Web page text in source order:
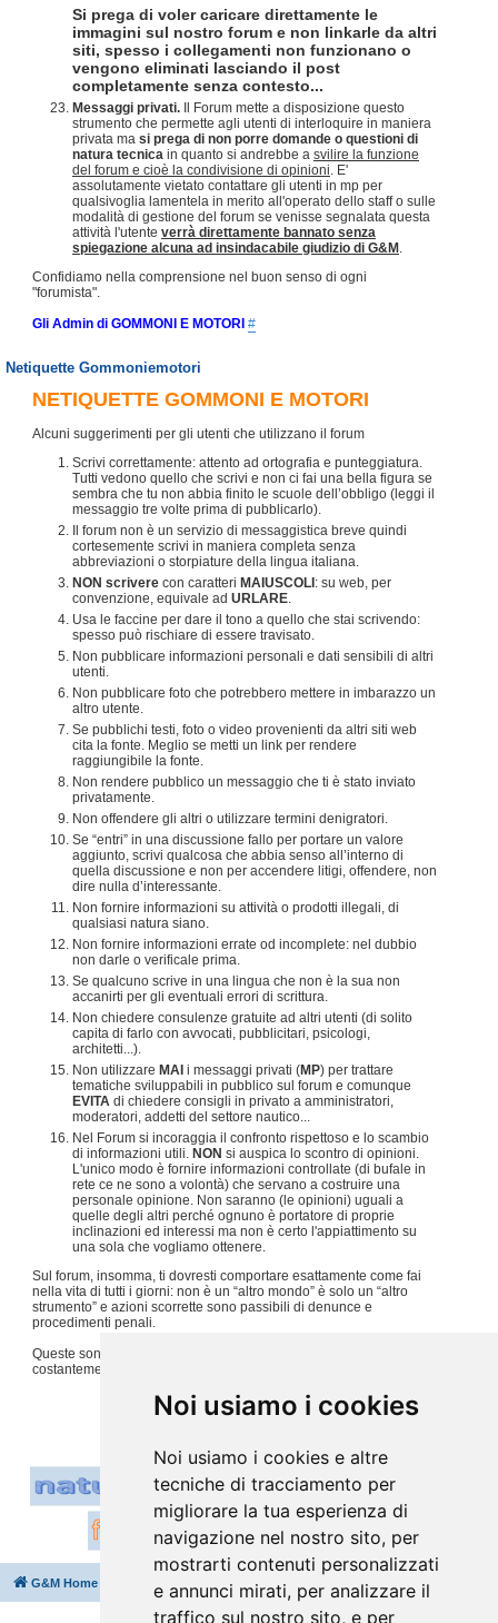
Noi usiamo i cookies
Noi usiamo i cookies e altre
tecniche di tracciamento per
migliorare la tua esperienza di
navigazione nel nostro sito, per
mostrarti contenuti personalizzati
e annunci mirati, per analizzare il
traffico sul nostro sito, e per
Si prega di voler caricare direttamente le
immagini sul nostro forum e non linkarle da altri
siti, spesso i collegamenti non funzionano o
vengono eliminati lasciando il post
completamente senza contesto...
Messaggi privati. Il Forum mette a disposizione questo
strumento che permette agli utenti di interloquire in maniera
privata ma si prega di non porre domande o questioni di
natura tecnica in quanto si andrebbe a svilire la funzione
del forum e cioè la condivisione di opinioni . E'
assolutamente vietato contattare gli utenti in mp per
qualsivoglia lamentela in merito all'operato dello staff o sulle
modalità di gestione del forum se venisse segnalata questa
attività l'utente verrà direttamente bannato senza
spiegazione alcuna ad insindacabile giudizio di G&M
Confidiamo nella comprensione nel buon senso di ogni
"forumista".
Gli Admin di GOMMONI E MOTORI #
Netiquette Gommoniemotori
NETIQUETTE GOMMONI E MOTORI
Alcuni suggerimenti per gli utenti che utilizzano il forum
Scrivi correttamente: attento ad ortografia e punteggiatura.
Tutti vedono quello che scrivi e non ci fai una bella figura se
sembra che tu non abbia finito le scuole dell’obbligo (leggi il
messaggio tre volte prima di pubblicarlo).
Il forum non è un servizio di messaggistica breve quindi
cortesemente scrivi in maniera completa senza
abbreviazioni o storpiature della lingua italiana.
NON scrivere con caratteri MAIUSCOLI : su web, per
convenzione, equivale ad URLARE.
Usa le faccine per dare il tono a quello che stai scrivendo:
spesso può rischiare di essere travisato.
Non pubblicare informazioni personali e dati sensibili di altri
utenti.
Non pubblicare foto che potrebbero mettere in imbarazzo un
altro utente.
Se pubblichi testi, foto o video provenienti da altri siti web
cita la fonte. Meglio se metti un link per rendere
raggiungibile la fonte.
Non rendere pubblico un messaggio che ti è stato inviato
privatamente.
Non offendere gli altri o utilizzare termini denigratori.
Se “entri” in una discussione fallo per portare un valore
aggiunto, scrivi qualcosa che abbia senso all’interno di
quella discussione e non per accendere litigi, offendere, non
dire nulla d’interessante.
Non fornire informazioni su attività o prodotti illegali, di
qualsiasi natura siano.
Non fornire informazioni errate od incomplete: nel dubbio
non darle o verificale prima.
Se qualcuno scrive in una lingua che non è la sua non
accanirti per gli eventuali errori di scrittura.
Non chiedere consulenze gratuite ad altri utenti (di solito
capita di farlo con avvocati, pubblicitari, psicologi,
architetti...).
Non utilizzare MAI i messaggi privati (MP) per trattare
tematiche sviluppabili in pubblico sul forum e comunque
EVITA di chiedere consigli in privato a amministratori,
moderatori, addetti del settore nautico...
Nel Forum si incoraggia il confronto rispettoso e lo scambio
di informazioni utili. NON si auspica lo scontro di opinioni.
L'unico modo è fornire informazioni controllate (di bufale in
rete ce ne sono a volontà) che servano a costruire una
personale opinione. Non saranno (le opinioni) uguali a
quelle degli altri perché ognuno è portatore di proprie
inclinazioni ed interessi ma non è certo l'appiattimento su
una sola che vogliamo ottenere.
Sul forum, insomma, ti dovresti comportare esattamente come fai
nella vita di tutti i giorni: non è un “altro mondo” è solo un “altro
strumento” e azioni scorrette sono passibili di denunce e
procedimenti penali.
Queste sono solo alcune regole, per tutto il resto usiamo
costantemente
G&M Home Tutti gli orari sonoUTC+02:00
Cancella cookie